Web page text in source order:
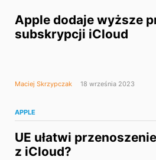
Apple dodaje wyższe
subskrypcji iCloud
Maciej Skrzypczak 18 września 2023
APPLE
UE ułatwi
z iCloud?